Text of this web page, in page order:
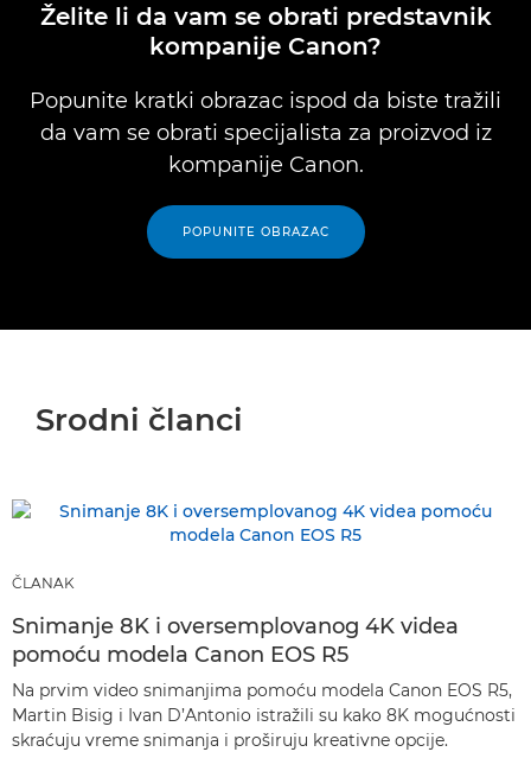
Želite li da vam se obrati predstavnik
kompanije Canon?
Popunite kratki obrazac ispod da biste tražili
da vam se obrati specijalista za proizvod iz
kompanije Canon.
POPUNITE OBRAZAC
Srodni članci
ČLANAK
Snimanje 8K i oversemplovanog 4K videa
pomoću modela Canon EOS R5
Na prvim video snimanjima pomoću modela Canon EOS R5,
Martin Bisig i Ivan D’Antonio istražili su kako 8K mogućnosti
skraćuju vreme snimanja i proširuju kreativne opcije.